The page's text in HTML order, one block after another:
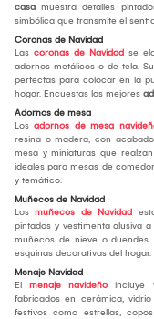
casa muestra detalles
simbólica que transmite el
Coronas de Navidad
Las coronas de Navidad se
adornos metálicos o de tela.
perfectas para colocar en la
hogar. Encuestas los mejores
Adornos de mesa
Los adornos de mesa
resina o madera, con
mesa y miniaturas que
ideales para mesas de
y temático.
Muñecos de Navidad
Los muñecos de Navidad
pintados y vestimenta alusiva
muñecos de nieve o
esquinas decorativas del hogar.
Menaje Navidad
El menaje navideño incluye
fabricados en cerámica,
festivos como estrellas,